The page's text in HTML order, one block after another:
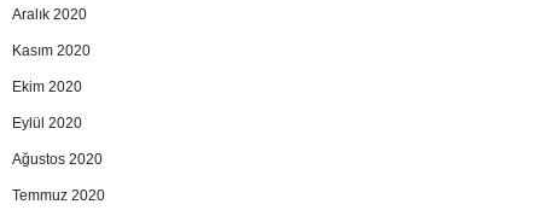
Aralık 2020
Kasım 2020
Ekim 2020
Eylül 2020
Ağustos 2020
Temmuz 2020